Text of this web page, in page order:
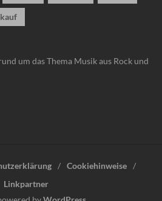
um das Thema Musik aus Rock und
Cookiehinweise
Linkpartner